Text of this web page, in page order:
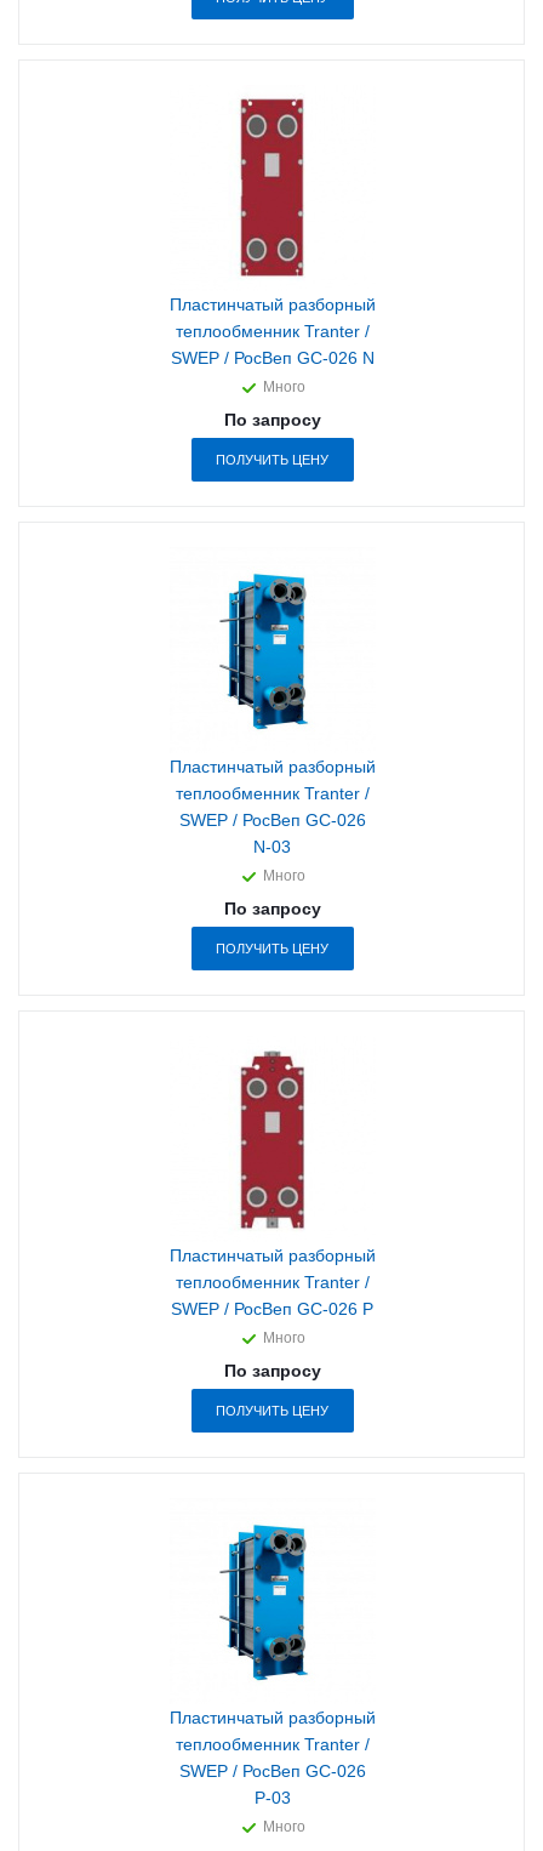
Пластинчатый разборный
теплообменник Tranter /
SWEP / РосВеп GC-026 N
Много
По запросу
ПОЛУЧИТЬ ЦЕНУ
Пластинчатый разборный
теплообменник Tranter /
SWEP / РосВеп GC-026
N-03
Много
По запросу
ПОЛУЧИТЬ ЦЕНУ
Пластинчатый разборный
теплообменник Tranter /
SWEP / РосВеп GC-026 P
Много
По запросу
ПОЛУЧИТЬ ЦЕНУ
Пластинчатый разборный
теплообменник Tranter /
SWEP / РосВеп GC-026
P-03
Много